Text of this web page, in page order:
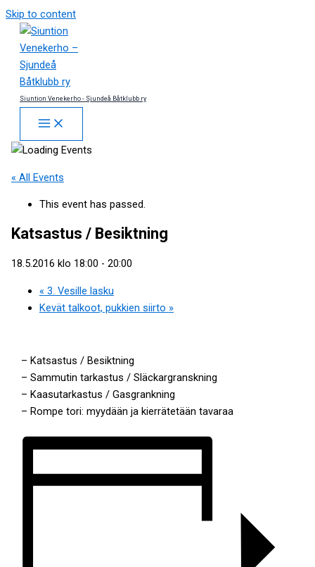
Skip to content
Siuntion Venekerho - Sjundeå Båtklubb ry
« All Events
This event has passed.
Katsastus / Besiktning
18.5.2016 klo 18:00 - 20:00
« 3. Vesille lasku
Kevät talkoot, pukkien siirto »
– Katsastus / Besiktning
– Sammutin tarkastus / Släckargranskning
– Kaasutarkastus / Gasgrankning
– Rompe tori: myydään ja kierrätetään tavaraa